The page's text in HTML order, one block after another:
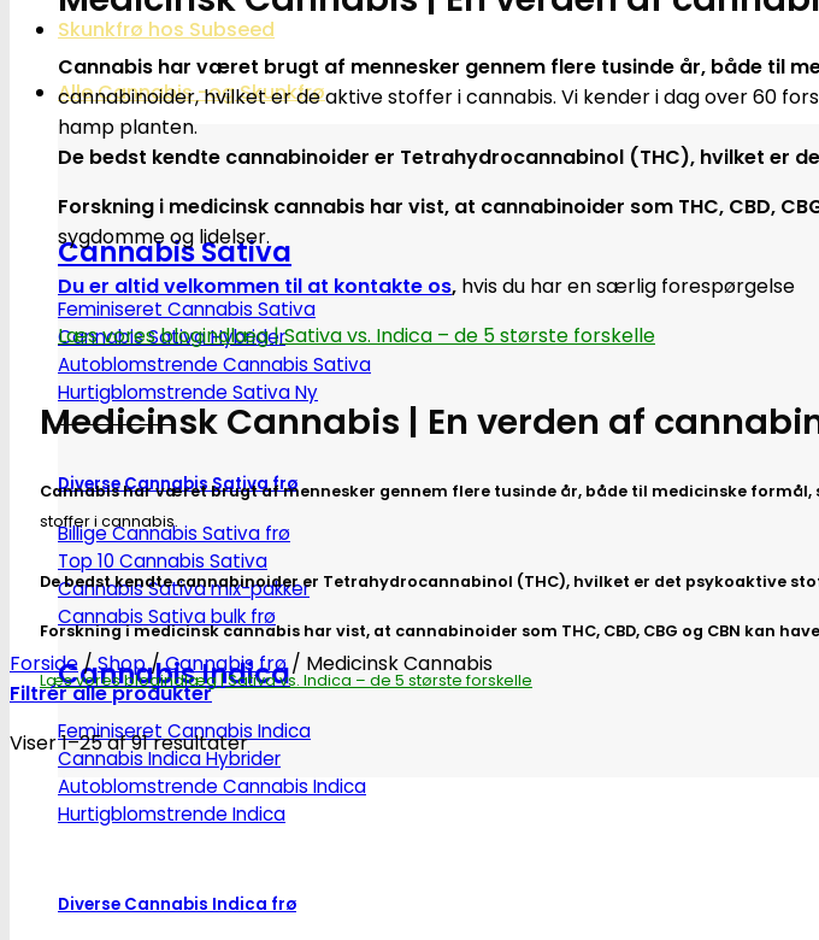
Skunkfrø hos Subseed
Alle Cannabis -og Skunkfrø
Cannabis Sativa
Feminiseret Cannabis Sativa
Cannabis Sativa Hybrider
Autoblomstrende Cannabis Sativa
Hurtigblomstrende Sativa
Diverse Cannabis Sativa frø
Billige Cannabis Sativa frø
Top 10 Cannabis Sativa
Cannabis Sativa mix-pakker
Cannabis Sativa bulk frø
Cannabis Indica
Feminiseret Cannabis Indica
Cannabis Indica Hybrider
Autoblomstrende Cannabis Indica
Hurtigblomstrende Indica
Diverse Cannabis Indica frø
Cannabis har været brugt af mennesker gennem flere tusinde år, både til
cannabinoider, hvilket er de aktive stoffer i cannabis. Vi kender i dag over 60
hamp planten.
De bedst kendte cannabinoider er Tetrahydrocannabinol (THC), hvilket er
Forskning i medicinsk cannabis har vist, at cannabinoider som THC, CBD,
sygdomme og lidelser.
Du er altid velkommen til at kontakte os, hvis du har en særlig forespørgelse
Læs vores blogindlæg | Sativa vs. Indica – de 5 største forskelle
Medicinsk Cannabis | En verden af
Cannabis har været brugt af mennesker gennem flere tusinde år, både til medicinske formål,
stoffer i cannabis.
De bedst kendte cannabinoider er Tetrahydrocannabinol (THC), hvilket er det psykoaktive
Forskning i medicinsk cannabis har vist, at cannabinoider som THC, CBD, CBG og CBN kan
Læs vores blogindlæg | Sativa vs. Indica – de 5 største forskelle
Forside/Shop/Cannabis frø / Medicinsk Cannabis
Filtrér alle produkter
Viser 1–25 af 91 resultater